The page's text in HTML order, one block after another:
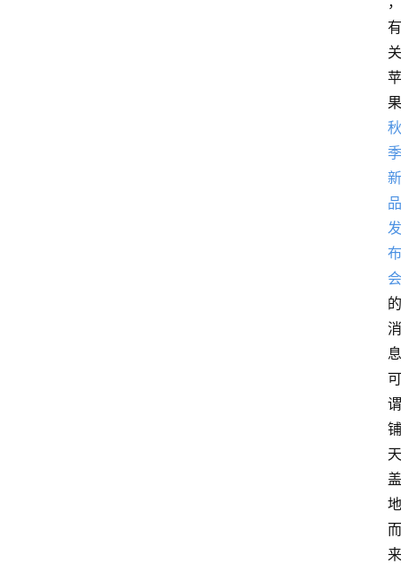
有
关
苹
果
秋
季
新
品
发
布
会
的
消
息
可
谓
铺
天
盖
地
而
来